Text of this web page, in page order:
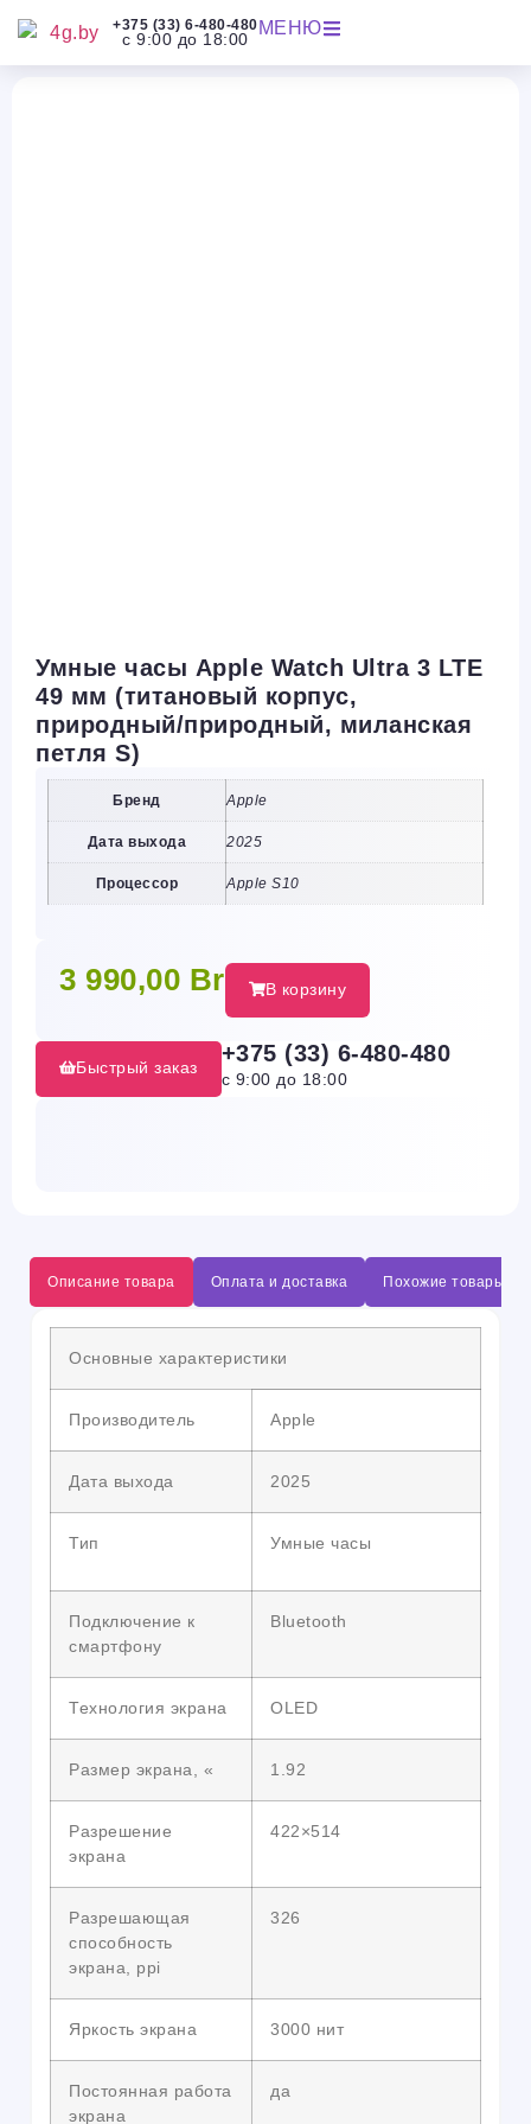
+375 (33) 6-480-480
с 9:00 до 18:00
МЕНЮ
Умные часы Apple Watch Ultra 3 LTE
49 мм (титановый корпус,
природный/природный, миланская
петля S)
Бренд Apple
Дата выхода 2025
Процессор Apple S10
3 990,00 Br В корзину
Быстрый заказ
+375 (33) 6-480-480
с 9:00 до 18:00
Описание товара Оплата и доставка Похожие товары
Основные характеристики
Производитель Apple
Дата выхода 2025
Тип Умные часы
Подключение к
смартфону
Bluetooth
Технология экрана OLED
Размер экрана, « 1.92
Разрешение
экрана
422×514
Разрешающая
способность
экрана, ppi
326
Яркость экрана 3000 нит
Постоянная работа
экрана
да